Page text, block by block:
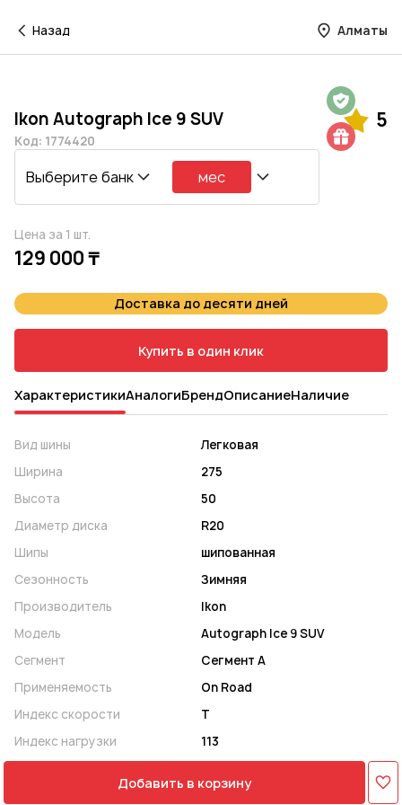
Назад Алматы
Ikon Autograph Ice 9 SUV 5
Код: 1774420
Выберите банк мес
Цена за 1 шт.
129 000 ₸
Доставка до десяти дней
Купить в один клик
ХарактеристикиАналогиБрендОписаниеНаличие
Вид шины
Легковая
Ширина
275
Высота
50
Диаметр диска
R20
Шипы
шипованная
Сезонность
Зимняя
Производитель
Ikon
Модель
Autograph Ice 9 SUV
Сегмент
Сегмент A
Применяемость
On Road
Индекс скорости
T
Индекс нагрузки
113
Добавить в корзину